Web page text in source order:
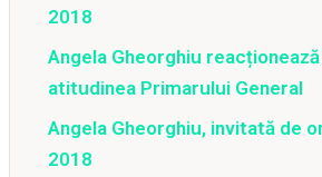
2018
Angela Gheorghiu
atitudinea Primarului General
Angela Gheorghiu, invitată de
2018